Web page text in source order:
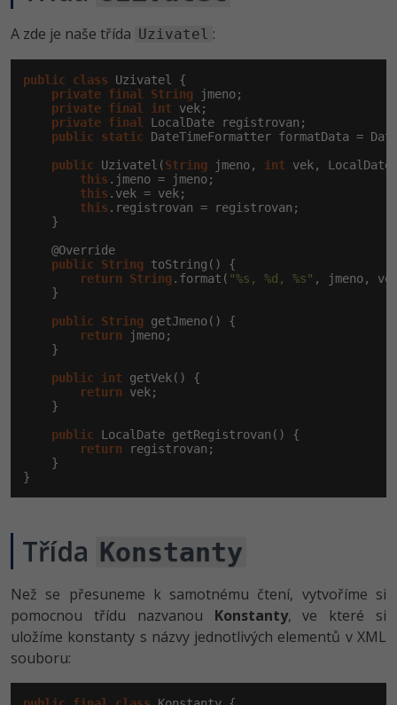
WordPress
SEO -30%
UX
Business
-25%
Copywriting -30%
Time management
Windows
Kybernetická bezpečnost
Elektronický podpis
Fórum
Adobe Lightroom
Adobe XD -15%
Adobe InDesign -25%
Adobe After Effects
Inkscape
Ostatní
Fórum
Pro firmy
A zde je naše třída Uzivatel :
public class Uzivatel {
private final String jmeno;
private final int vek;
private final
LocalDate registrovan;
public
static DateTimeFormatter formatData =
public Uzivatel(String jmeno, int vek,
this .jmeno = jmeno;
this .vek = vek;
this .registrovan = registrovan;
    }
    @Override
public
String toString() {
return
String.format( "%s, %d, %s" , jmeno,
    }
public
String getJmeno() {
return jmeno;
    }
public
int getVek() {
return vek;
    }
public LocalDate getRegistrovan() {
return registrovan;
    }
}
Třída Konstanty
Než se přesuneme k samotnému čtení, vytvoříme si
pomocnou třídu nazvanou Konstanty, ve které si
uložíme konstanty s názvy jednotlivých elementů v XML
souboru: